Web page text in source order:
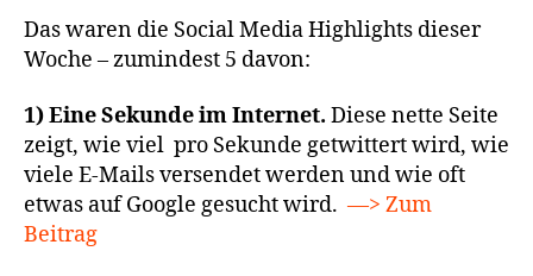
Das waren die Social Media Highlights dieser
Woche – zumindest 5 davon:
1) Eine Sekunde im Internet. Diese nette Seite
zeigt, wie viel pro Sekunde getwittert wird, wie
viele E-Mails versendet werden und wie oft
etwas auf Google gesucht wird. —> Zum
Beitrag